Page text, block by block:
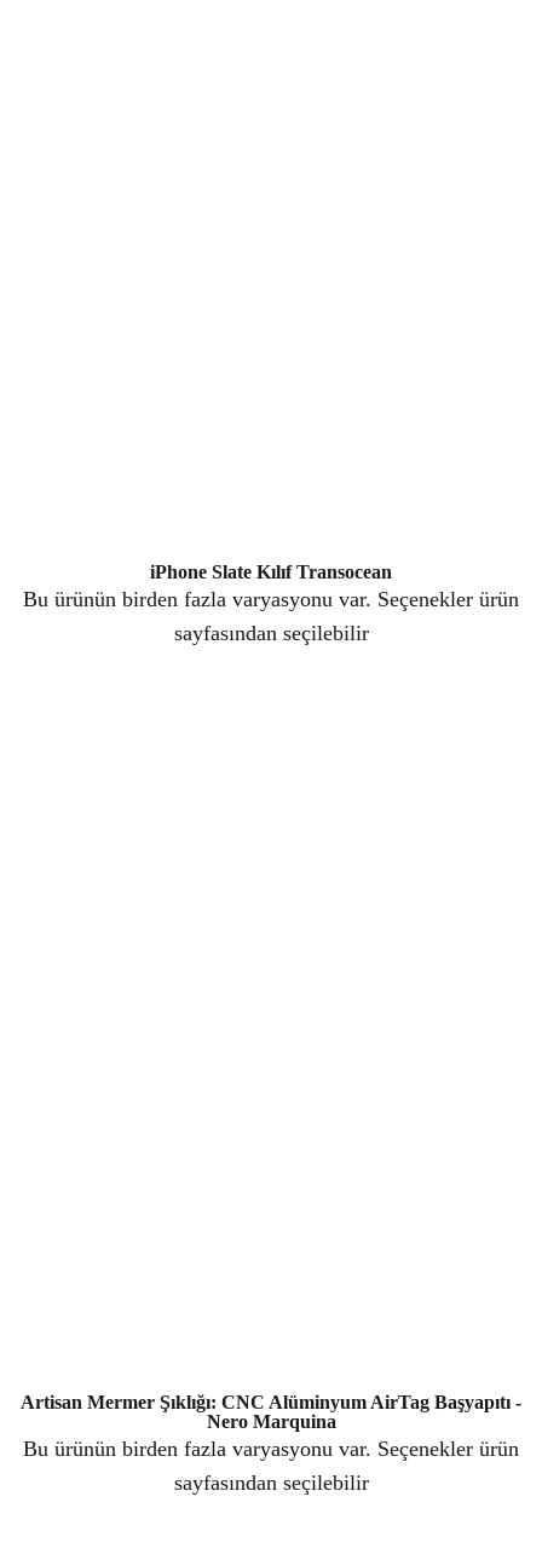
iPhone Slate Kılıf Transocean
Bu ürünün birden fazla varyasyonu var. Seçenekler ürün
sayfasından seçilebilir
Artisan Mermer Şıklığı: CNC Alüminyum AirTag Başyapıtı -
Nero Marquina
Bu ürünün birden fazla varyasyonu var. Seçenekler ürün
sayfasından seçilebilir